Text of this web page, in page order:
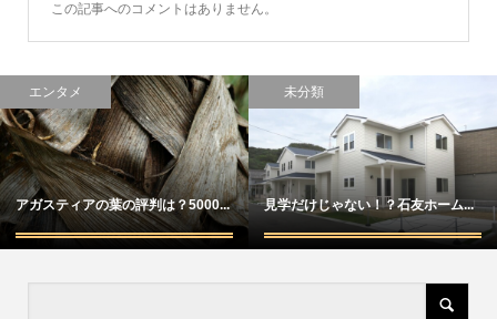
この記事へのコメントはありません。
エンタメ
アガスティアの葉の評判は？5000...
未分類
見学だけじゃない！？石友ホーム...